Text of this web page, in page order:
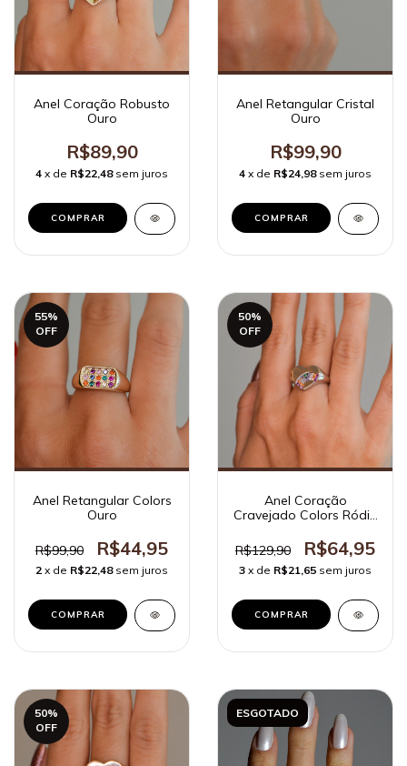
Anel Coração Robusto
Ouro
R$89,90
4 x de R$22,48 sem juros
COMPRAR
Anel Retangular Cristal
Ouro
R$99,90
4 x de R$24,98 sem juros
COMPRAR
55%
OFF
Anel Retangular Colors
Ouro
R$99,90 R$44,95
2 x de R$22,48 sem juros
COMPRAR
50%
OFF
Anel Coração
Cravejado Colors Ródio
R$129,90
R$64,95
3 x de R$21,65 sem juros
COMPRAR
50%
OFF
ESGOTADO